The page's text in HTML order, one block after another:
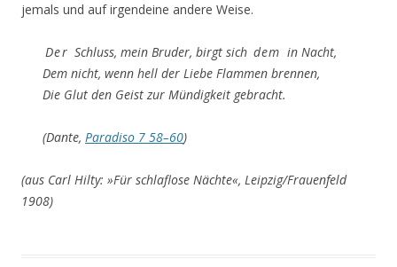
jemals und auf irgendeine andere Weise.
Der Schluss, mein Bruder, birgt sich dem in Nacht,
Dem nicht, wenn hell der Liebe Flammen brennen,
Die Glut den Geist zur Mündigkeit gebracht.
(Dante, Paradiso 7 58–60)
(aus Carl Hilty: »Für schlaflose Nächte«, Leipzig/Frauenfeld
1908)